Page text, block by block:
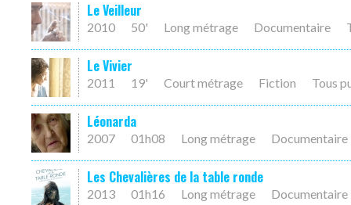
Le Veilleur
2010 50' Long métrage Documentaire
Le Vivier
2011 19' Court métrage Fiction Tous
Léonarda
2007 01h08 Long métrage Documentaire
Les Chevalières de la table ronde
2013 01h16 Long métrage Documentaire